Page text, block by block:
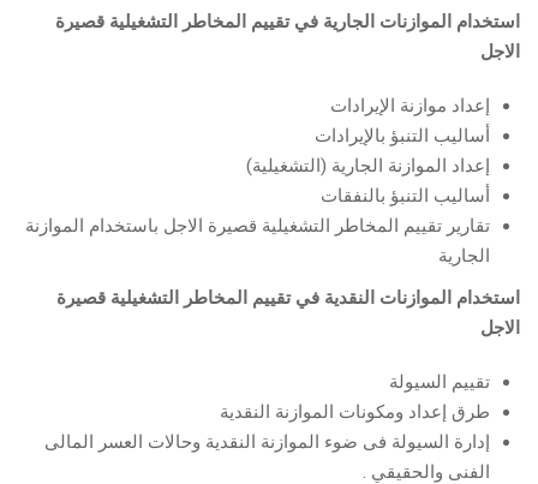
استخدام الموازنات الجارية في تقييم المخاطر التشغيلية قصيرة
الاجل
إعداد موازنة الإيرادات
أساليب التنبؤ بالإيرادات
إعداد الموازنة الجارية (التشغيلية)
أساليب التنبؤ بالنفقات
تقارير تقييم المخاطر التشغيلية قصيرة الاجل باستخدام الموازنة
الجارية
استخدام الموازنات النقدية في تقييم المخاطر التشغيلية قصيرة
الاجل
تقييم السيولة
طرق إعداد ومكونات الموازنة النقدية
إدارة السيولة فى ضوء الموازنة النقدية وحالات العسر المالى
الفنى والحقيقي .